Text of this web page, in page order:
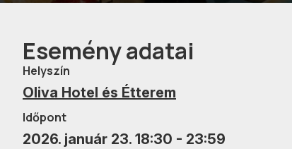
Esemény adatai
Helyszín
Oliva Hotel és Étterem
Időpont
2026. január 23. 18:30 - 23:59